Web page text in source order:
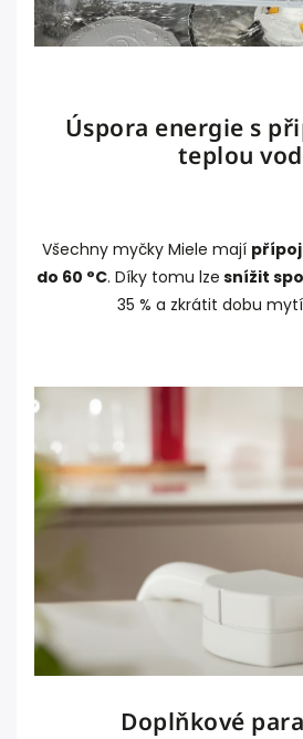
Úspora energie s
teplou
Všechny myčky Miele mají
do 60 °C. Díky tomu lze snížit
35 % a zkrátit dobu mytí
Doplňkové